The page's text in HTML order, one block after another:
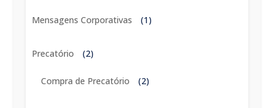
Mensagens Corporativas (1)
Precatório (2)
Compra de Precatório (2)